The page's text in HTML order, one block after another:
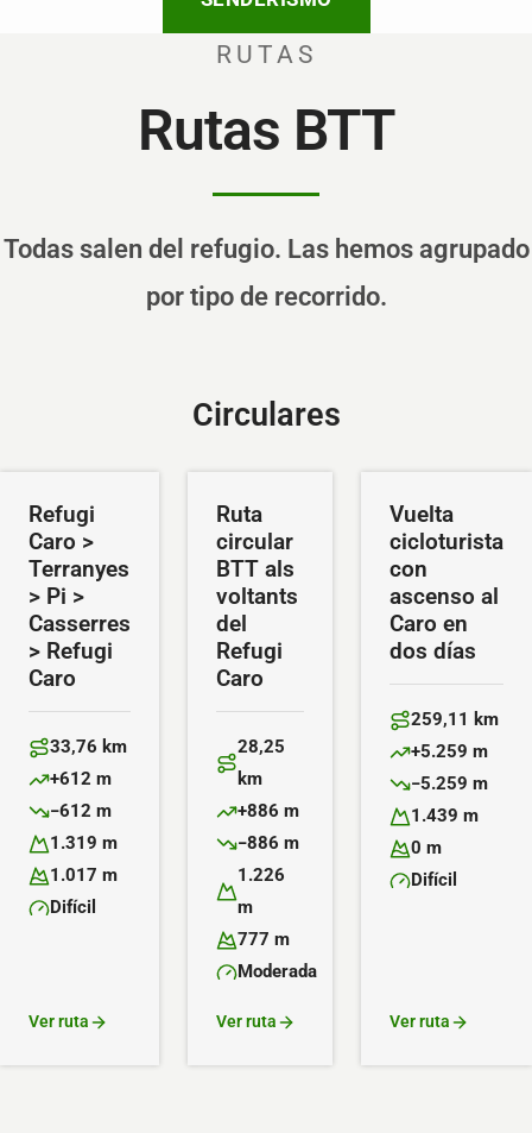
RUTAS
Rutas BTT
Todas salen del refugio. Las hemos agrupado
por tipo de recorrido.
Circulares
Refugi
Caro >
Terranyes
> Pi >
Casserres
> Refugi
Caro
Distancia:
33,76 km
Desnivel positivo:
+612 m
Desnivel negativo:
−612 m
Altitud máxima:
1.319 m
Altitud mínima:
1.017 m
Dificultad:
Difícil
Ver ruta
Ruta
circular
BTT als
voltants
del
Refugi
Caro
Distancia:
28,25
km
Desnivel positivo:
+886 m
Desnivel negativo:
−886 m
Altitud máxima:
1.226
m
Altitud mínima:
777 m
Dificultad:
Moderada
Ver ruta
Vuelta
cicloturista
con
ascenso al
Caro en
dos días
Distancia:
259,11 km
Desnivel positivo:
+5.259 m
Desnivel negativo:
−5.259 m
Altitud máxima:
1.439 m
Altitud mínima:
0 m
Dificultad:
Difícil
Ver ruta